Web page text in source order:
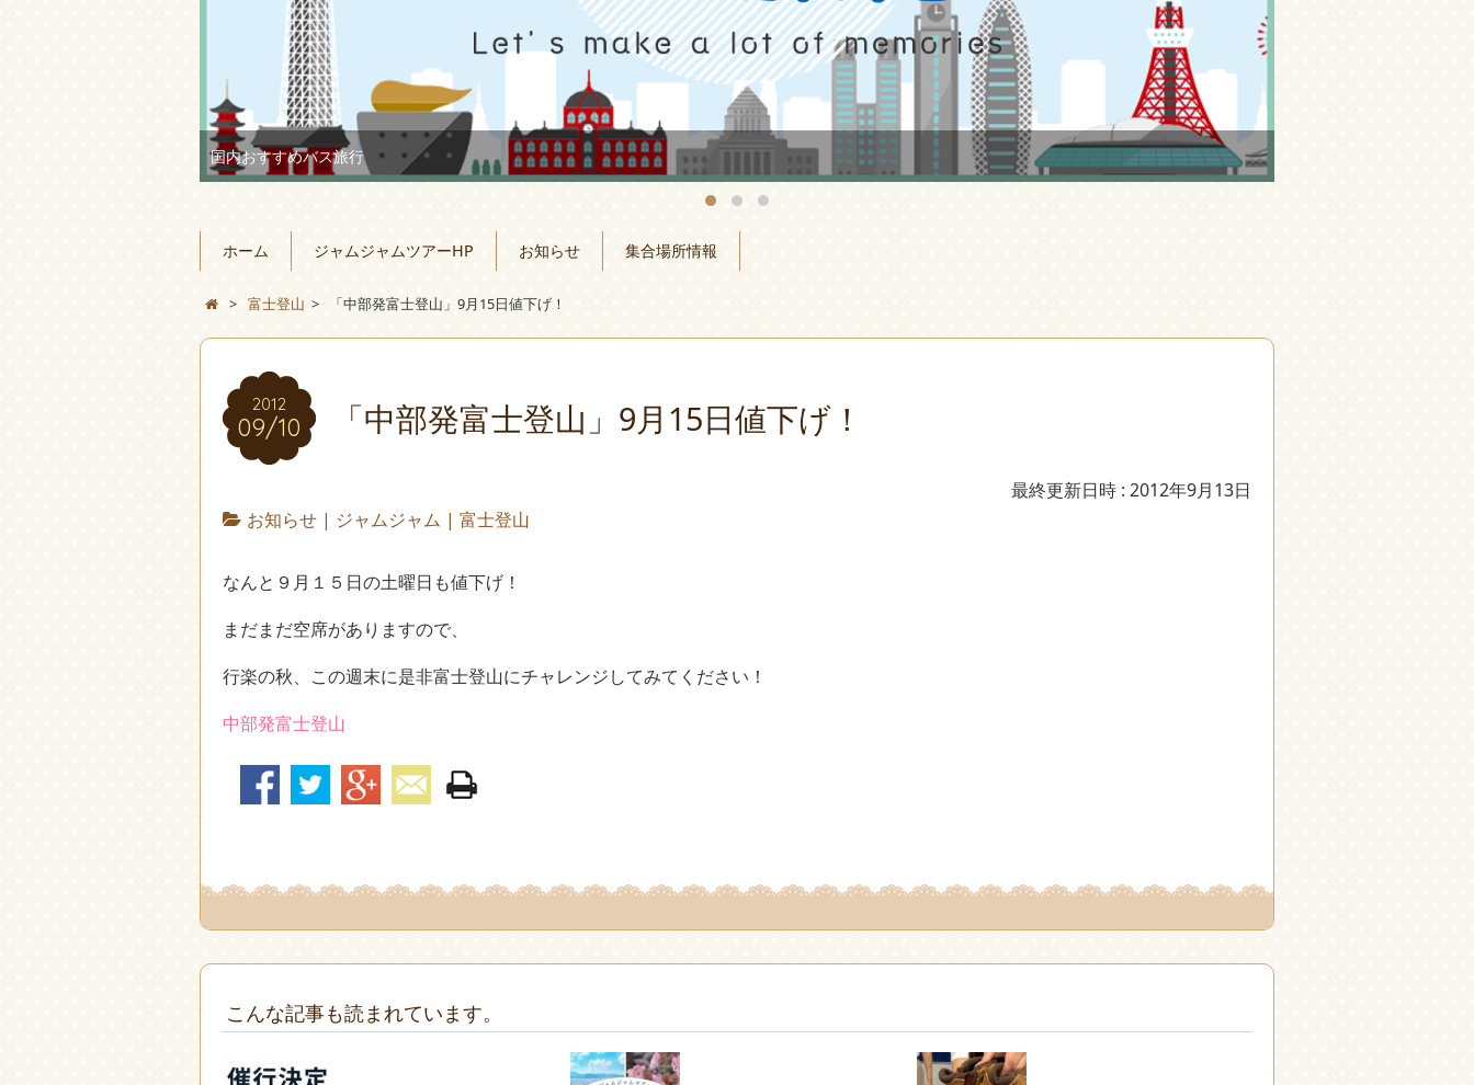
国内おすすめバス旅行
ホーム ジャムジャムツアーHP お知らせ 集合場所情報
> 富士登山 > 「中部発富士登山」9月15日値下げ！
2012
09/10 「中部発富士登山」9月15日値下げ！
最終更新日時 : 2012年9月13日
お知らせ| ジャムジャム | 富士登山
なんと９月１５日の土曜日も値下げ！
まだまだ空席がありますので、
行楽の秋、この週末に是非富士登山にチャレンジしてみてください！
中部発富士登山
こんな記事も読まれています。